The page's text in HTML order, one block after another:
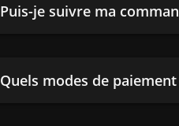
Puis-je suivre ma
Quels modes de